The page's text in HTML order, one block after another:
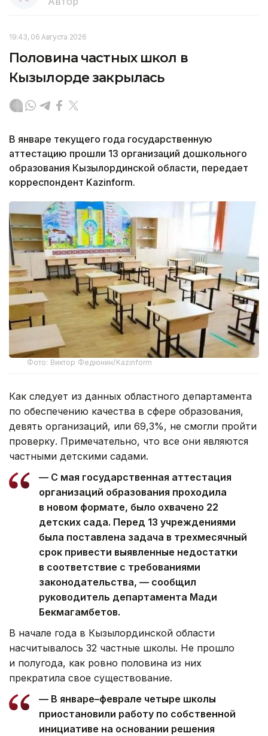
19:43, 06 Августа 2026
Половина частных школ в
Кызылорде закрылась
В январе текущего года государственную
аттестацию прошли 13 организаций дошкольного
образования Кызылординской области, передает
корреспондент Kazinform.
Фото: Виктор Федюнин/Kazinform
Как следует из данных областного департамента
по обеспечению качества в сфере образования,
девять организаций, или 69,3%, не смогли пройти
проверку. Примечательно, что все они являются
частными детскими садами.
— С мая государственная аттестация
организаций образования проходила
в новом формате, было охвачено 22
детских сада. Перед 13 учреждениями
была поставлена задача в трехмесячный
срок привести выявленные недостатки
в соответствие с требованиями
законодательства, — сообщил
руководитель департамента Мади
Бекмагамбетов.
В начале года в Кызылординской области
насчитывалось 32 частные школы. Не прошло
и полугода, как ровно половина из них
прекратила свое существование.
— В январе–феврале четыре школы
приостановили работу по собственной
инициативе на основании решения